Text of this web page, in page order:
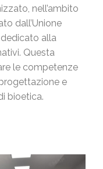
nell’ambito
dall’Unione
alla
Questa
le competenze
e
bioetica.